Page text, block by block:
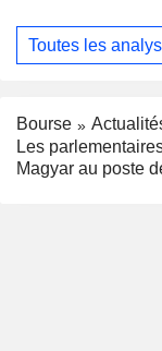
Toutes les
Bourse
Les
Magyar au poste